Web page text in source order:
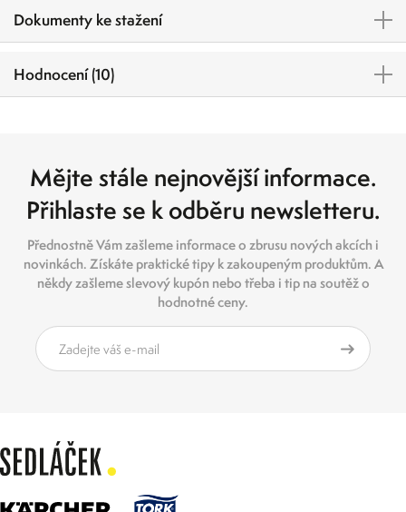
Dokumenty ke stažení
Hodnocení (10)
Mějte stále nejnovější informace.
Přihlaste se k odběru newsletteru.
Přednostně Vám zašleme informace o zbrusu nových akcích i
novinkách. Získáte praktické tipy k zakoupeným produktům. A
někdy zašleme slevový kupón nebo třeba i tip na soutěž o
hodnotné ceny.